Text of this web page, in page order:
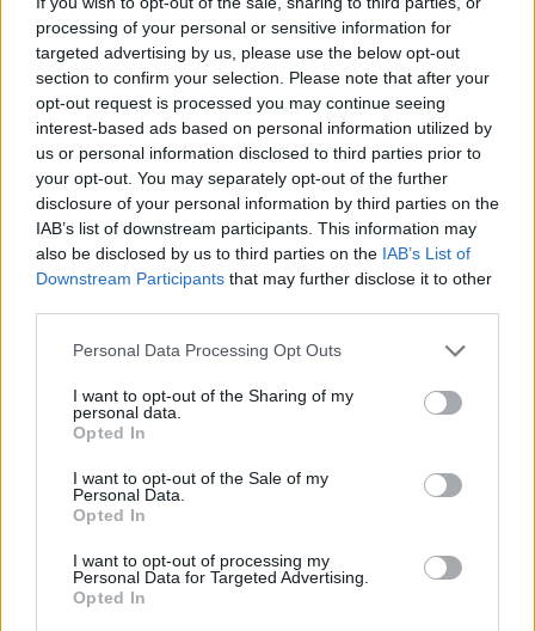
processing of your personal or sensitive information for
targeted advertising by us, please use the below opt-out
section to confirm your selection. Please note that after your
opt-out request is processed you may continue seeing
interest-based ads based on personal information utilized by
us or personal information disclosed to third parties prior to
your opt-out. You may separately opt-out of the further
disclosure of your personal information by third parties on the
IAB’s list of downstream participants. This information may
also be disclosed by us to third parties on the IAB’s List of
Downstream Participants that may further disclose it to other
Personal Data Processing Opt Outs
I want to opt-out of the Sharing of my
personal data.
Opted In
I want to opt-out of the Sale of my
Personal Data.
Opted In
I want to opt-out of processing my
Personal Data for Targeted Advertising.
Opted In
SOUVISEJÍCÍ ČLÁNKY
VÍCE OD AUTORA
Zpravodajství
Většina koupališť na Příbramsku nabízí
výborné podmínky. Horší voda je jen na
Živohošti
Příbram modernizuje parkovací automaty.
Přibudou i tři nové poblíž Svaté Hory
Zpravodajství
Středočeský kraj upravil pravidla soutěže.
vzniku odpadu